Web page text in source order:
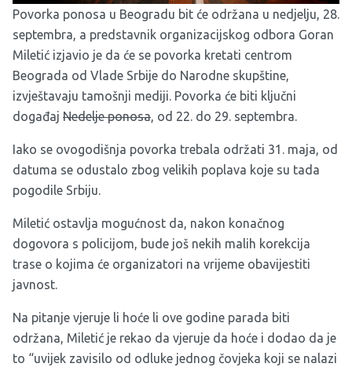
Povorka ponosa u Beogradu bit će održana u nedjelju, 28.
septembra, a predstavnik organizacijskog odbora Goran
Miletić izjavio je da će se povorka kretati centrom
Beograda od Vlade Srbije do Narodne skupštine,
izvještavaju tamošnji mediji. Povorka će biti ključni
događaj Nedelje ponosa, od 22. do 29. septembra.
Iako se ovogodišnja povorka trebala održati 31. maja, od
datuma se odustalo zbog velikih poplava koje su tada
pogodile Srbiju.
Miletić ostavlja mogućnost da, nakon konačnog
dogovora s policijom, bude još nekih malih korekcija
trase o kojima će organizatori na vrijeme obavijestiti
javnost.
Na pitanje vjeruje li hoće li ove godine parada biti
održana, Miletić je rekao da vjeruje da hoće i dodao da je
to “uvijek zavisilo od odluke jednog čovjeka koji se nalazi